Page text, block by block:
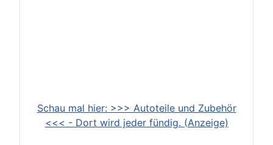
Schau mal hier: >>> Autoteile und Zubehör
<<< - Dort wird jeder fündig. (Anzeige)